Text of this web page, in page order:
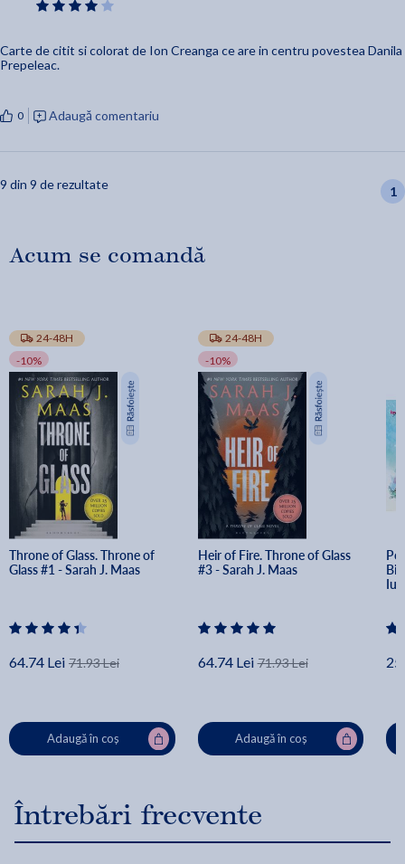
Carte de citit si colorat de Ion Creanga ce are in centru povestea Danila
Prepeleac.
0 Adaugă comentariu
9 din 9 de rezultate 1
Acum se comandă
24-48H
-10%
Throne of Glass. Throne of
Glass #1 - Sarah J. Maas
64.74 Lei 71.93 Lei
Adaugă în coș
24-48H
-10%
Heir of Fire. Throne of Glass
#3 - Sarah J. Maas
64.74 Lei 71.93 Lei
Adaugă în coș
Întrebări frecvente